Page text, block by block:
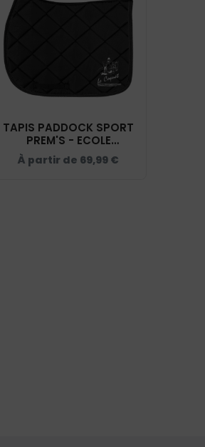
TAPIS PADDOCK SPORT
PREM'S - ECOLE
D'EQUITATION DU
COQUET - 20474
À partir de 69,99 €